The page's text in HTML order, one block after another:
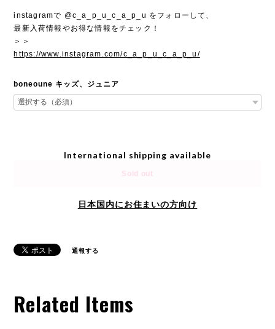
instagramで @c_a_p_u_c_a_p_u をフォローして、
最新入荷情報やお得な情報をチェック！
＞＞
https://www.instagram.com/c_a_p_u_c_a_p_u/
boneoune キッズ、ジュニア
International shipping available
Sold out
日本国内にお住まいの方向け
通報する
Related Items